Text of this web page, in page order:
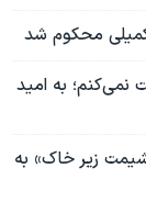
محکوم شد
نمی‌کنم؛ به امید
زیر خاک» به